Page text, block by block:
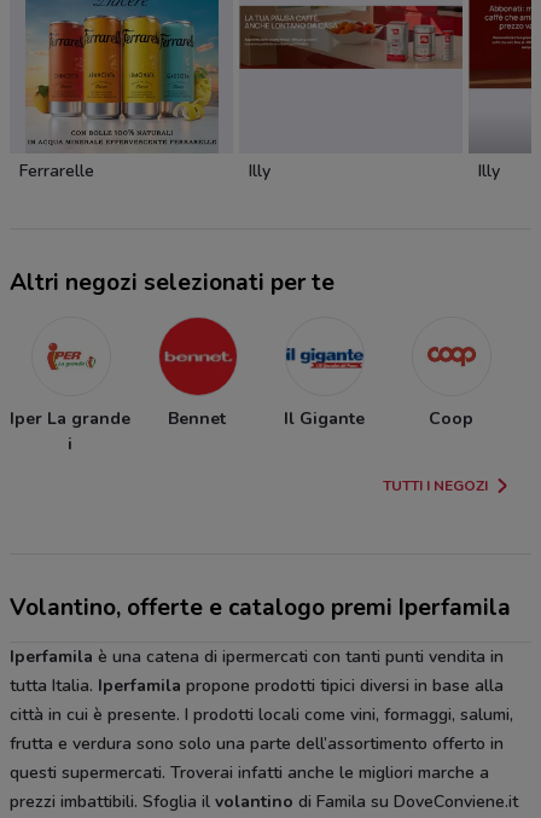
Ferrarelle Illy Illy
Altri negozi selezionati per te
Iper La grande
i
Bennet Il Gigante Coop
TUTTI I NEGOZI
Volantino, offerte e catalogo premi Iperfamila
Iperfamila è una catena di ipermercati con tanti punti vendita in
tutta Italia. Iperfamila propone prodotti tipici diversi in base alla
città in cui è presente. I prodotti locali come vini, formaggi, salumi,
frutta e verdura sono solo una parte dell’assortimento offerto in
questi supermercati. Troverai infatti anche le migliori marche a
prezzi imbattibili. Sfoglia il volantino di Famila su DoveConviene.it